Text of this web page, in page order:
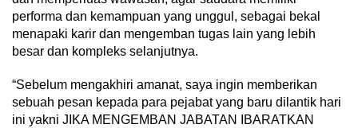
performa dan kemampuan yang unggul, sebagai bekal
menapaki karir dan mengemban tugas lain yang lebih
besar dan kompleks selanjutnya.
“Sebelum mengakhiri amanat, saya ingin memberikan
sebuah pesan kepada para pejabat yang baru dilantik hari
ini yakni JIKA MENGEMBAN JABATAN IBARATKAN